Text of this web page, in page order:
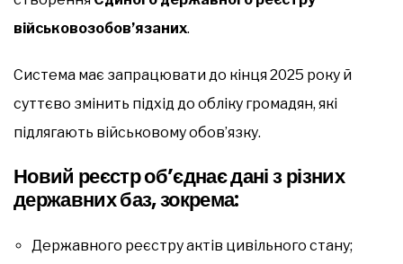
військовозобов’язаних.
Система має запрацювати до кінця 2025 року й
суттєво змінить підхід до обліку громадян, які
підлягають військовому обов’язку.
Новий реєстр об’єднає дані з різних
державних баз, зокрема:
Державного реєстру актів цивільного стану;